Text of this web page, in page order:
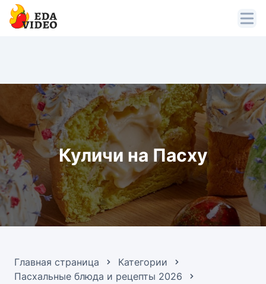
Куличи на Пасху
Главная страница
Категории
Пасхальные блюда и рецепты 2026